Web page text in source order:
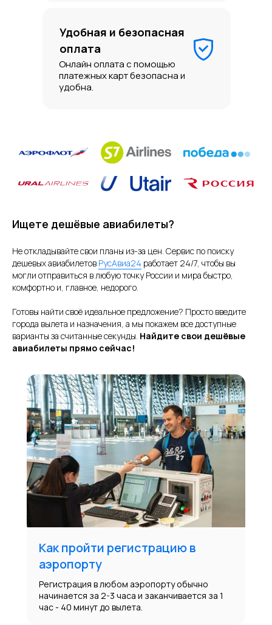
Онлайн оплата с помощью
платежных карт безопасна и
удобна.
Удобная и безопасная
оплата
Ищете дешёвые авиабилеты?
Не откладывайте свои планы из-за цен. Сервис по поиску
дешевых авиабилетов РусАвиа24 работает 24/7, чтобы вы
могли отправиться в любую точку России и мира быстро,
комфортно и, главное, недорого.
Готовы найти своё идеальное предложение? Просто введите
города вылета и назначения, а мы покажем все доступные
варианты за считанные секунды. Найдите свои дешёвые
авиабилеты прямо сейчас!
Как пройти регистрацию в
аэропорту
Регистрация в любом аэропорту обычно
начинается за 2-3 часа и заканчивается за 1
час - 40 минут до вылета.